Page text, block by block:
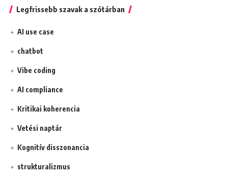
Legfrissebb szavak a szótárban
AI use case
chatbot
Vibe coding
AI compliance
Kritikai koherencia
Vetési naptár
Kognitív disszonancia
strukturalizmus